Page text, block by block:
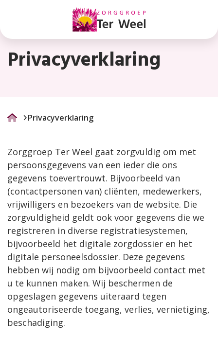
Privacyverklaring
Privacyverklaring
Privacyverklaring
Zorggroep Ter Weel gaat zorgvuldig om met
persoonsgegevens van een ieder die ons
gegevens toevertrouwt. Bijvoorbeeld van
(contactpersonen van) cliënten, medewerkers,
vrijwilligers en bezoekers van de website. Die
zorgvuldigheid geldt ook voor gegevens die we
registreren in diverse registratiesystemen,
bijvoorbeeld het digitale zorgdossier en het
digitale personeelsdossier. Deze gegevens
hebben wij nodig om bijvoorbeeld contact met
u te kunnen maken. Wij beschermen de
opgeslagen gegevens uiteraard tegen
ongeautoriseerde toegang, verlies, vernietiging,
beschadiging.